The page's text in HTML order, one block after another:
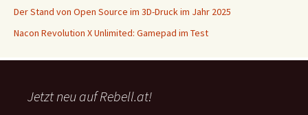
Der Stand von Open Source im 3D-Druck im Jahr 2025
Nacon Revolution X Unlimited: Gamepad im Test
Jetzt neu auf Rebell.at!